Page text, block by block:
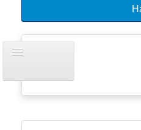
навигацию